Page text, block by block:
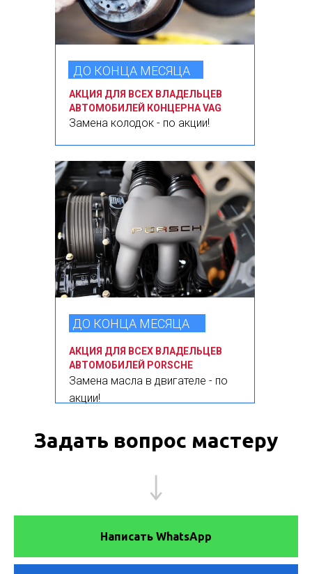
АКЦИЯ ДЛЯ ВСЕХ ВЛАДЕЛЬЦЕВ
АВТОМОБИЛЕЙ PORSCHE
Замена масла в двигателе - по
акции!
ДО КОНЦА МЕСЯЦА
АКЦИЯ ДЛЯ ВСЕХ ВЛАДЕЛЬЦЕВ
АВТОМОБИЛЕЙ КОНЦЕРНА VAG
Замена колодок - по акции!
ДО КОНЦА МЕСЯЦА
Задать вопрос мастеру
Написать WhatsApp